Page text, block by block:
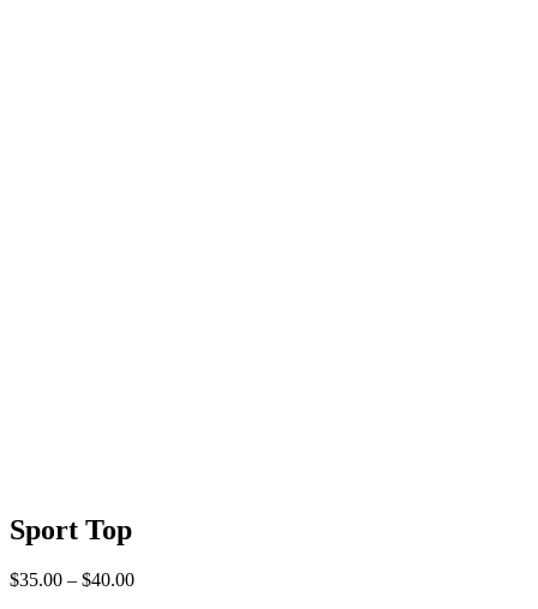
Sport Top
$35.00 – $40.00